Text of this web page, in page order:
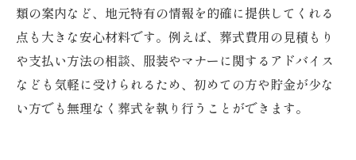
類の案内など、地元特有の情報を的確に提供してくれる
点も大きな安心材料です。例えば、葬式費用の見積もり
や支払い方法の相談、服装やマナーに関するアドバイス
なども気軽に受けられるため、初めての方や貯金が少な
い方でも無理なく葬式を執り行うことができます。